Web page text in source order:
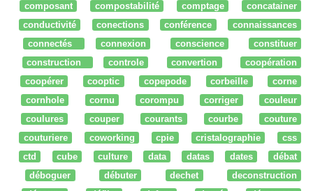
composant
compostabilité comptage
concatainer
conductivité
conections conférence
connaissances
connectés
connexion conscience
constituer
construction
controle convertion
coopération
coopérer
cooptic copepode corbeille
corne
cornhole
cornu corompu corriger
couleur
coulures
couper courants courbe
couture
couturiere
coworking cpie cristalographie
css
ctd
cube culture data datas dates
débat
déboguer
débuter dechet
deconstruction